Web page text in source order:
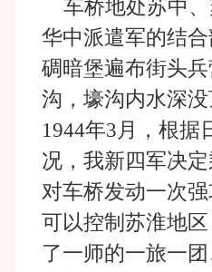
车桥地处苏中、
华中派遣军的结
碉暗堡遍布街头
沟，壕沟内水深
1944年3月，根
况，我新四军决
对车桥发动一次
可以控制苏淮地
了一师的一旅一